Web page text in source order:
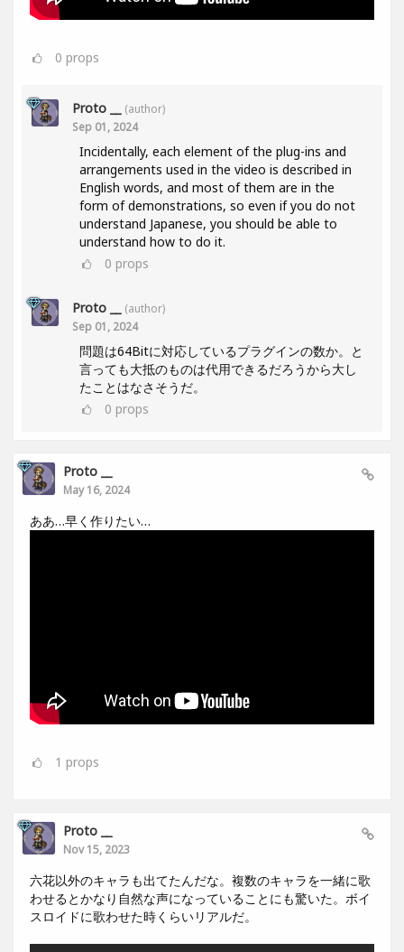
0 props
Proto __
(author)
Sep 01, 2024
Incidentally, each element of the plug-ins and
arrangements used in the video is described in
English words, and most of them are in the
form of demonstrations, so even if you do not
understand Japanese, you should be able to
understand how to do it.
0 props
Proto __
(author)
Sep 01, 2024
問題は64Bitに対応しているプラグインの数か。と
言っても大抵のものは代用できるだろうから大し
たことはなさそうだ。
0 props
Proto __
May 16, 2024
ああ…早く作りたい…
1 props
Proto __
Nov 15, 2023
六花以外のキャラも出てたんだな。複数のキャラを一緒に歌
わせるとかなり自然な声になっていることにも驚いた。ボイ
スロイドに歌わせた時くらいリアルだ。